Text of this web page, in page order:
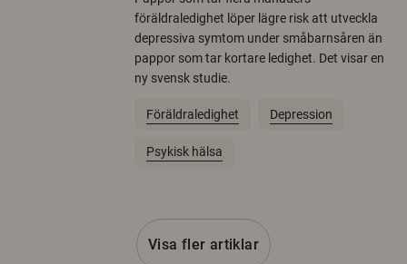
föräldraledighet löper lägre risk att utveckla
depressiva symtom under småbarnsåren än
pappor som tar kortare ledighet. Det visar en
ny svensk studie.
Föräldraledighet Depression
Psykisk hälsa
Visa fler artiklar